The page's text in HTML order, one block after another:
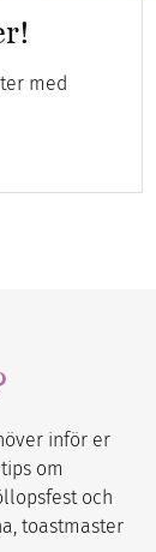
med
inför er
om
och
toastmaster